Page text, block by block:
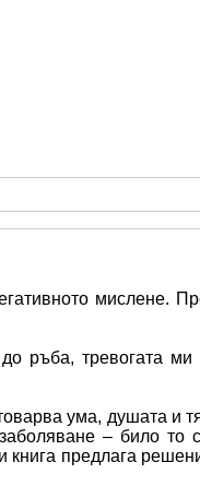
мислене.
ръба, тревогата ми
ума, душата и
– било то
книга предлага